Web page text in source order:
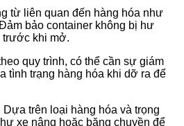
từ liên quan đến hàng hóa như
bảo container không bị hư
trước khi mở.
quy trình, có thể cần sự giám
tình trạng hàng hóa khi dỡ ra để
Dựa trên loại hàng hóa và trọng
xe nâng hoặc băng chuyền để